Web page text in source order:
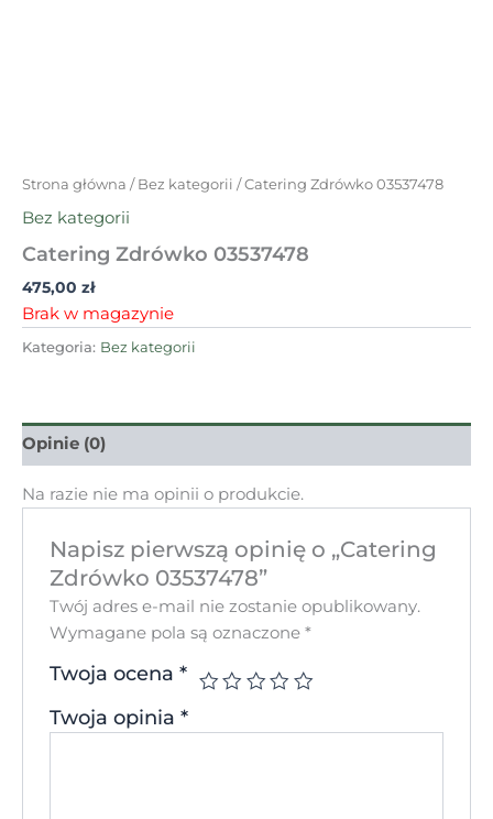
Strona główna /Bez kategorii / Catering Zdrówko 03537478
Bez kategorii
Catering Zdrówko 03537478
475,00 zł
Brak w magazynie
Kategoria: Bez kategorii
Opinie (0)
Na razie nie ma opinii o produkcie.
Napisz pierwszą opinię o „Catering
Zdrówko 03537478”
Twój adres e-mail nie zostanie opublikowany.
Wymagane pola są oznaczone*
Twoja ocena*
Twoja opinia*